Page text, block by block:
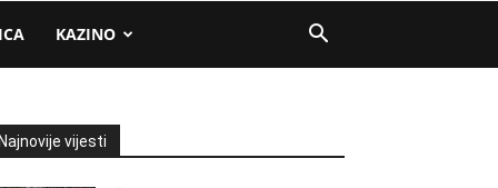
KAZINO
Najnovije vijesti